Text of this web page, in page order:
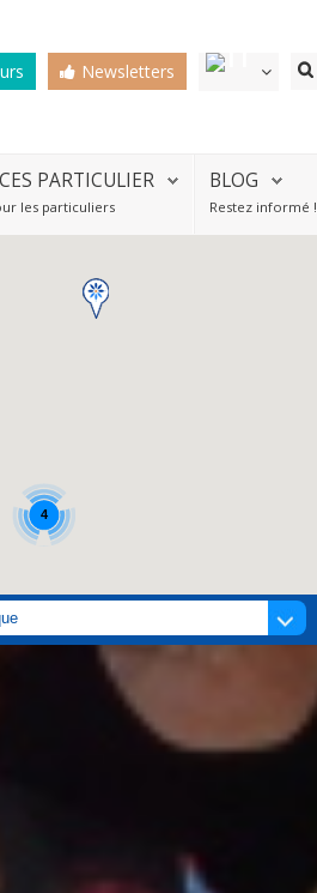
Newsletters
PARTICULIER
les particuliers
BLOG
Restez informé !
4